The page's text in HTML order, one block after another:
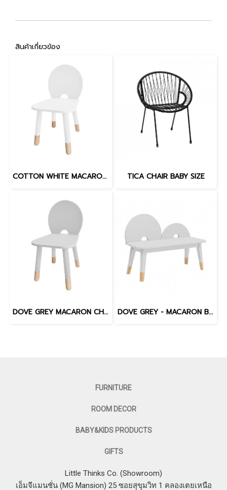
สินค้าเกี่ยวข้อง
COTTON WHITE MACARON CHAIR TICA CHAIR BABY SIZE
DOVE GREY MACARON CHAIR DOVE GREY - MACARON BENCH
FURNITURE
ROOM DECOR
BABY&KIDS PRODUCTS
GIFTS
Little Thinks Co. (Showroom)
เอ็มจีแมนชั่น (MG Mansion) 25 ซอยสุขุมวิท 1 คลองเตยเหนือ